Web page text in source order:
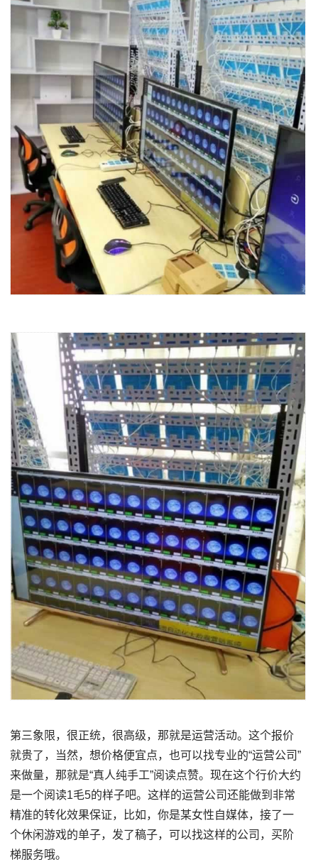
第三象限，很正统，很高级，那就是运营活动。这个报价
就贵了，当然，想价格便宜点，也可以找专业的“运营公司”
来做量，那就是“真人纯手工”阅读点赞。现在这个行价大约
是一个阅读1毛5的样子吧。这样的运营公司还能做到非常
精准的转化效果保证，比如，你是某女性自媒体，接了一
个休闲游戏的单子，发了稿子，可以找这样的公司，买阶
梯服务哦。